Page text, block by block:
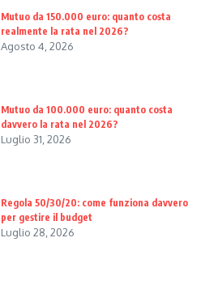
Mutuo da 150.000 euro: quanto costa
realmente la rata nel 2026?
Agosto 4, 2026
Mutuo da 100.000 euro: quanto costa
davvero la rata nel 2026?
Luglio 31, 2026
Regola 50/30/20: come funziona davvero
per gestire il budget
Luglio 28, 2026